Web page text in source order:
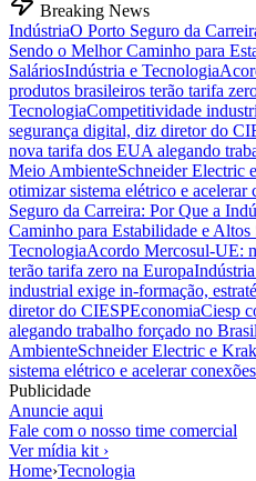
Breaking News
IndústriaO Porto Seguro da
Sendo o Melhor Caminho para
SaláriosIndústria e Tecnologia
produtos brasileiros terão tarifa
TecnologiaCompetitividade
segurança digital, diz diretor do
nova tarifa dos EUA alegando
Meio AmbienteSchneider Electric
otimizar sistema elétrico e acelerar
Seguro da Carreira: Por Que a
Caminho para Estabilidade e Altos
TecnologiaAcordo Mercosul-UE:
terão tarifa zero na Europa
industrial exige in-formação,
diretor do CIESPEconomiaCiesp
alegando trabalho forçado no Brasil
AmbienteSchneider Electric e
sistema elétrico e acelerar
Publicidade
Anuncie aqui
Fale com o nosso time comercial
Ver mídia kit ›
Home›Tecnologia